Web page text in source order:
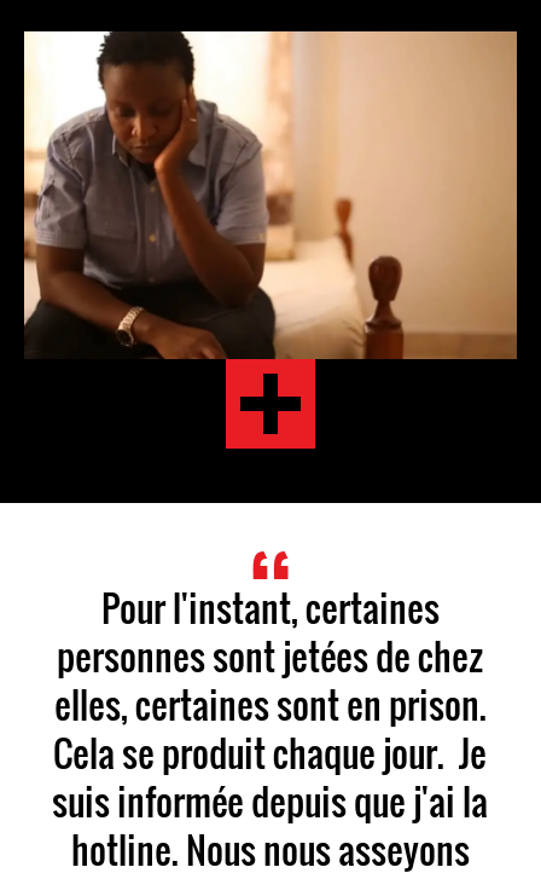
Pour l'instant, certaines
personnes sont jetées de chez
elles, certaines sont en prison.
Cela se produit chaque jour. Je
suis informée depuis que j'ai la
hotline. Nous nous asseyons